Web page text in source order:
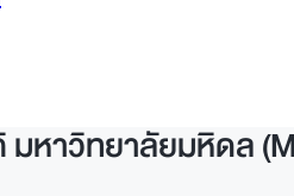
มหาวิทยาลัยมหิดล